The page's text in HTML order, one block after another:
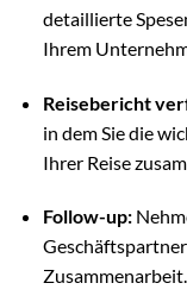
detaillierte
Ihrem
Reisebericht
in dem Sie die
Ihrer Reise
Follow-up:
Zusammenarbeit.